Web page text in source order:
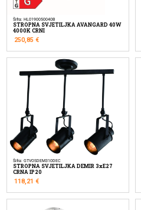
Šifra: HL0190050040B
STROPNA SVJETILJKA AVANGARD 40W
4000K CRNI
250,85 €
Šifra: GTVOSDEM310DEC
STROPNA SVJETILJKA DEMIR 3xE27
CRNA IP20
118,21 €